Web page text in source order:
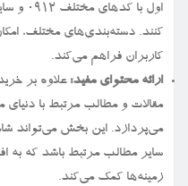
اول با
کنند. دسته‌بندی‌های مختلف،
کاربران فراهم می‌کند.
ارائه محتوای مفید:
مقالات و مطالب مرتبط با دنیای
می‌پردازد. این بخش می‌تواند
سایر مطالب مرتبط باشد که به
زمینه‌ها کمک می‌کند.